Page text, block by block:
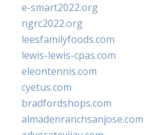
e-smart2022.org
ngrc2022.org
leesfamilyfoods.com
lewis-lewis-cpas.com
eleontennis.com
cyetus.com
bradfordshops.com
almadenranchsanjose.com